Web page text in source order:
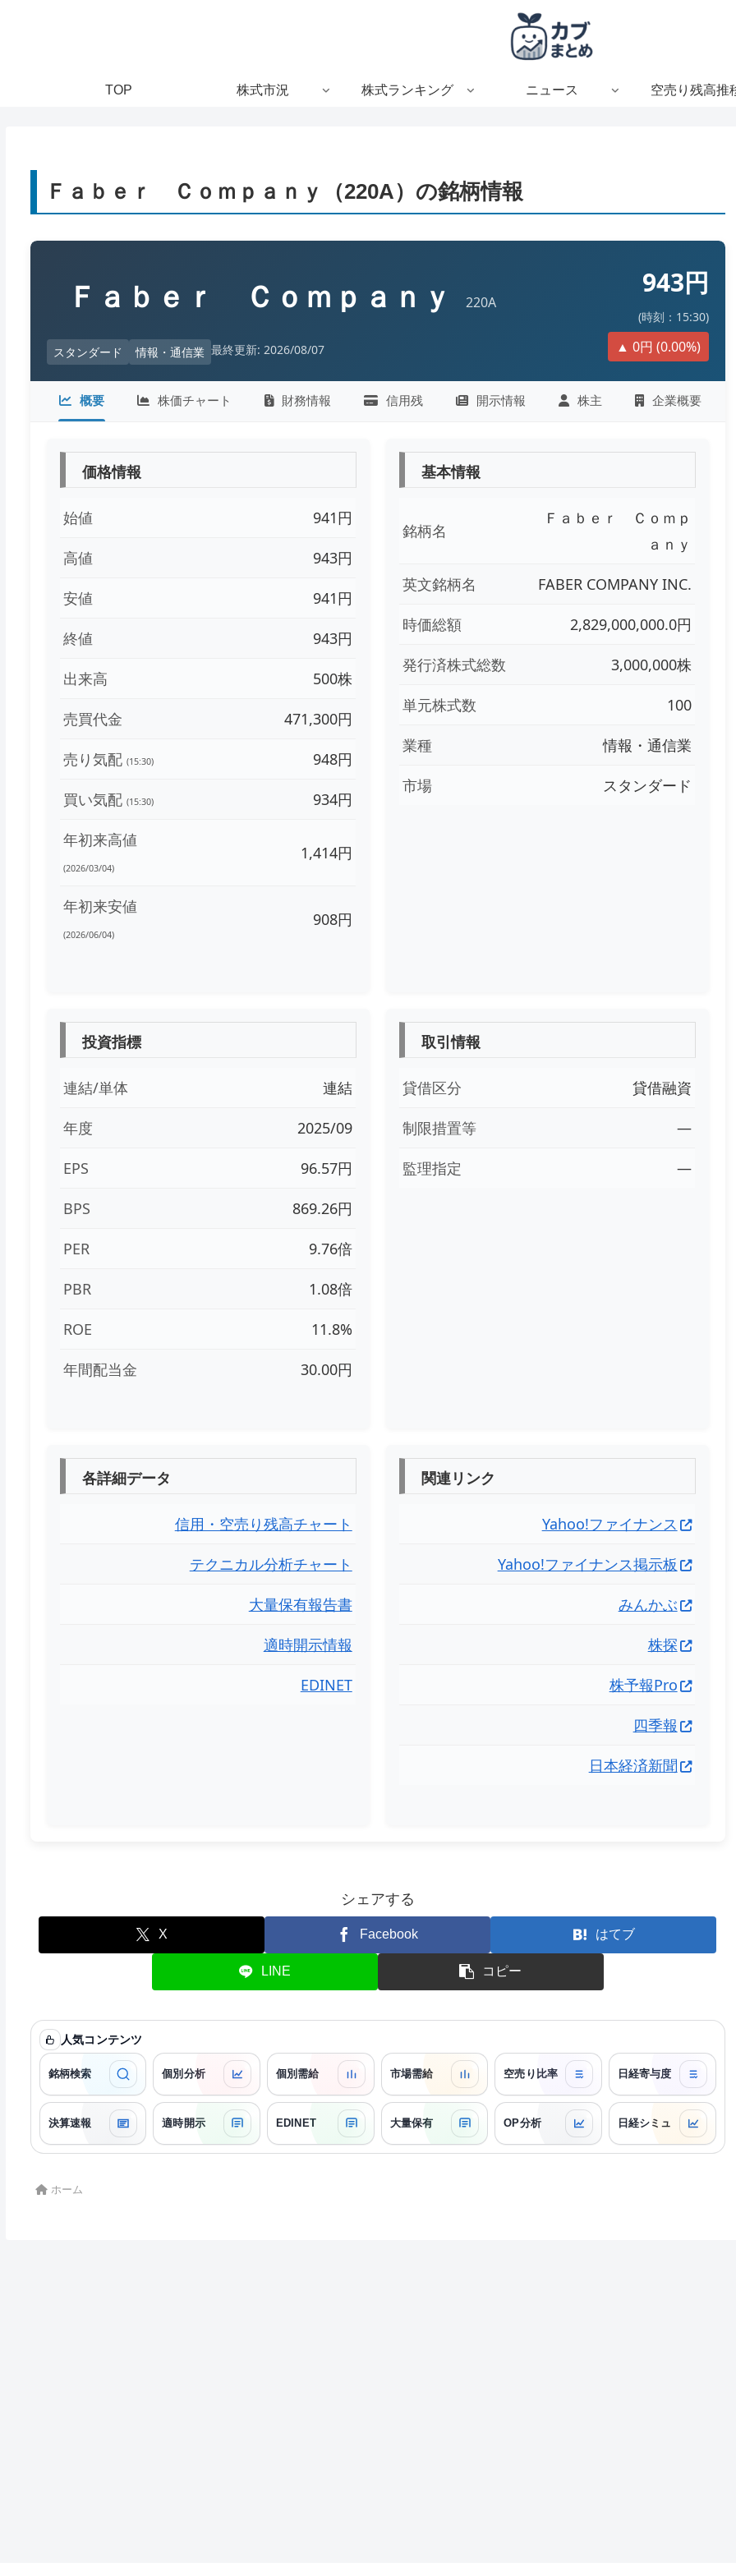
TOP 株式市況 株式ランキング ニュース 空売り残高推
Ｆａｂｅｒ Ｃｏｍｐａｎｙ（220A）の銘柄情報
Ｆａｂｅｒ Ｃｏｍｐａｎｙ 220A
スタンダード 情報・通信業 最終更新: 2026/08/07
943円
(時刻：15:30)
▲ 0円 (0.00%)
概要 株価チャート 財務情報 信用残 開示情報 株主 企業概要
価格情報
始値 941円
高値 943円
安値 941円
終値 943円
出来高 500株
売買代金 471,300円
売り気配 (15:30) 948円
買い気配 (15:30) 934円
年初来高値
(2026/03/04)
1,414円
年初来安値
(2026/06/04)
908円
基本情報
銘柄名
Ｆａｂｅｒ Ｃｏｍｐ
ａｎｙ
英文銘柄名 FABER COMPANY INC.
時価総額 2,829,000,000.0円
発行済株式総数 3,000,000株
単元株式数 100
業種 情報・通信業
市場 スタンダード
投資指標
連結/単体 連結
年度 2025/09
EPS 96.57円
BPS 869.26円
PER 9.76倍
PBR 1.08倍
ROE 11.8%
年間配当金 30.00円
取引情報
貸借区分 貸借融資
制限措置等 ―
監理指定 ―
各詳細データ
信用・空売り残高チャート
テクニカル分析チャート
大量保有報告書
適時開示情報
EDINET
関連リンク
Yahoo!ファイナンス
Yahoo!ファイナンス掲示板
みんかぶ
株探
株予報Pro
四季報
日本経済新聞
シェアする
X Facebook はてブ
LINE コピー
人気コンテンツ
銘柄検索 個別分析 個別需給 市場需給 空売り比率 日経寄与度
決算速報 適時開示 EDINET 大量保有 OP分析 日経シミュ
ホーム